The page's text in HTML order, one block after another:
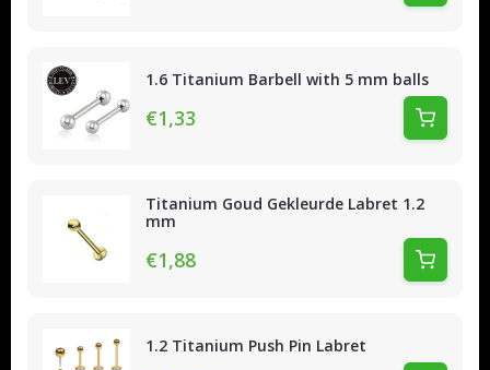
1.6 Titanium Barbell with 5 mm balls
€1,33
Titanium Goud Gekleurde Labret 1.2
mm
€1,88
1.2 Titanium Push Pin Labret